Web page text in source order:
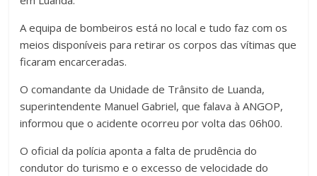
A equipa de bombeiros está no local e tudo faz com os
meios disponíveis para retirar os corpos das vítimas que
ficaram encarceradas.
O comandante da Unidade de Trânsito de Luanda,
superintendente Manuel Gabriel, que falava à ANGOP,
informou que o acidente ocorreu por volta das 06h00.
O oficial da polícia aponta a falta de prudência do
condutor do turismo e o excesso de velocidade do